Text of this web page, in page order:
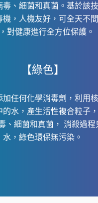
毒、細菌和真菌。基於該
機，人機友好，可全天不
對健康進行全方位保護。
【綠色】
加任何化學消毒劑，利用
的水，產生活性複合粒子
、細菌和真菌， 消殺過程
水，綠色環保無污染。